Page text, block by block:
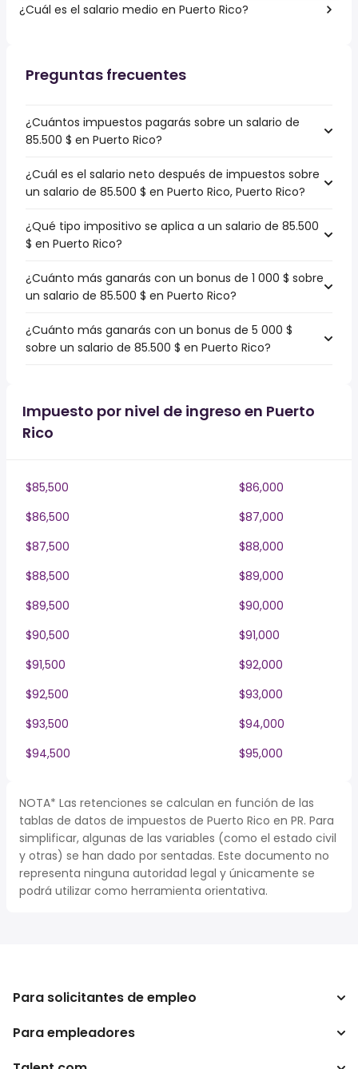
¿Cuál es el salario medio en Puerto Rico?
Preguntas frecuentes
¿Cuántos impuestos pagarás sobre un salario de
85.500 $ en Puerto Rico?
¿Cuál es el salario neto después de impuestos sobre
un salario de 85.500 $ en Puerto Rico, Puerto Rico?
¿Qué tipo impositivo se aplica a un salario de 85.500
$ en Puerto Rico?
¿Cuánto más ganarás con un bonus de 1 000 $ sobre
un salario de 85.500 $ en Puerto Rico?
¿Cuánto más ganarás con un bonus de 5 000 $
sobre un salario de 85.500 $ en Puerto Rico?
Impuesto por nivel de ingreso en Puerto
Rico
$85,500
$86,000
$86,500
$87,000
$87,500
$88,000
$88,500
$89,000
$89,500
$90,000
$90,500
$91,000
$91,500
$92,000
$92,500
$93,000
$93,500
$94,000
$94,500
$95,000
NOTA* Las retenciones se calculan en función de las
tablas de datos de impuestos de Puerto Rico en PR. Para
simplificar, algunas de las variables (como el estado civil
y otras) se han dado por sentadas. Este documento no
representa ninguna autoridad legal y únicamente se
podrá utilizar como herramienta orientativa.
Para solicitantes de empleo
Buscador de trabajo
Para empleadores